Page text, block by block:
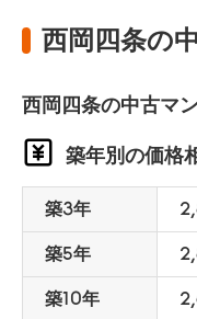
西岡四条の
西岡四条の中古マ
築年別の価格
築3年
築5年
築10年